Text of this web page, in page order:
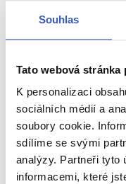
Souhlas
Tato webová stránka
K personalizaci
sociálních médií a
soubory cookie.
sdílíme se svými
analýzy. Partneři tyto
informacemi, které
7357 přečtení